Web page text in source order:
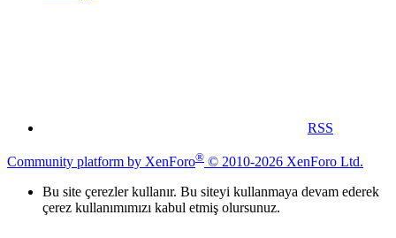
RSS
Community platform by XenForo® © 2010-2026 XenForo Ltd.
Bu site çerezler kullanır. Bu siteyi kullanmaya devam ederek
çerez kullanımımızı kabul etmiş olursunuz.